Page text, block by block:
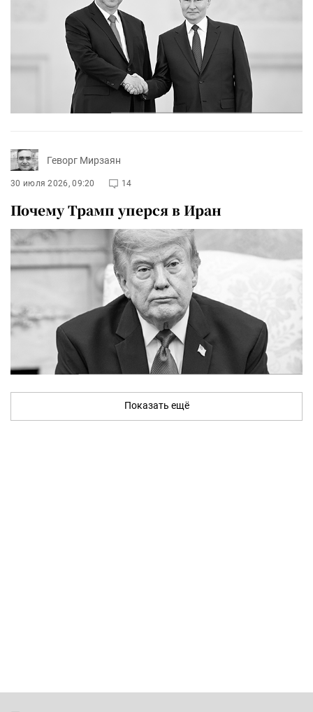
Геворг Мирзаян
30 июля 2026, 09:20 14
Почему Трамп уперся в Иран
Показать ещё